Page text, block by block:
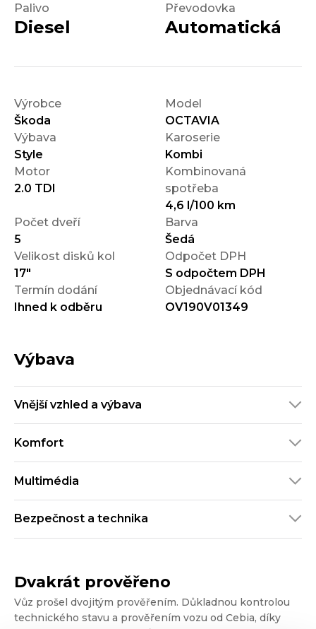
Palivo
Diesel
Převodovka
Automatická
Výrobce
Škoda
Model
OCTAVIA
Výbava
Style
Karoserie
Kombi
Motor
2.0 TDI
Kombinovaná
spotřeba
4,6 l/100 km
Počet dveří
5
Barva
Šedá
Velikost disků kol
17"
Odpočet DPH
S odpočtem DPH
Termín dodání
Ihned k odběru
Objednávací kód
OV190V01349
Výbava
Vnější vzhled a výbava
Komfort
Multimédia
Bezpečnost a technika
Dvakrát prověřeno
Vůz prošel dvojitým prověřením. Důkladnou kontrolou
technického stavu a prověřením vozu od Cebia, díky